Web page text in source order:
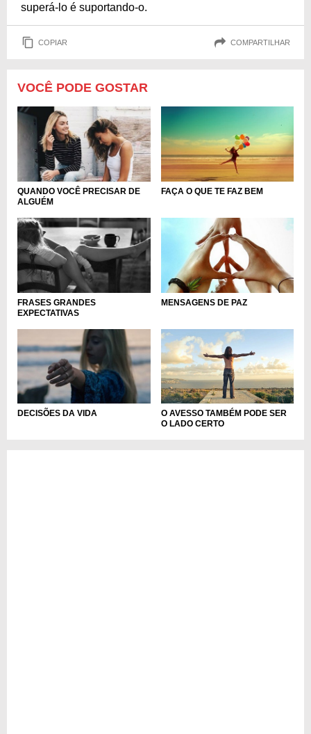
superá-lo é suportando-o.
COPIAR COMPARTILHAR
VOCÊ PODE GOSTAR
QUANDO VOCÊ PRECISAR DE
ALGUÉM
FAÇA O QUE TE FAZ BEM
FRASES GRANDES
EXPECTATIVAS
MENSAGENS DE PAZ
DECISÕES DA VIDA
O AVESSO TAMBÉM PODE SER
O LADO CERTO